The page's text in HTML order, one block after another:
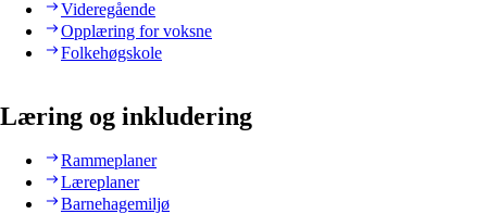
Videregående
Opplæring for voksne
Folkehøgskole
Læring og inkludering
Rammeplaner
Læreplaner
Barnehagemiljø